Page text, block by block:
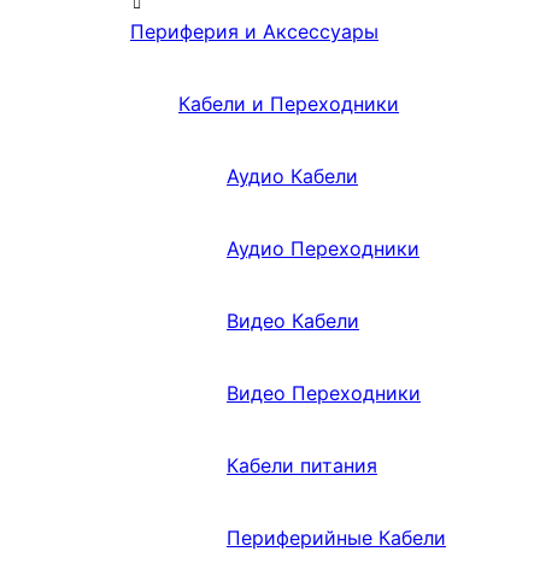
Периферия и Аксессуары
Кабели и Переходники
Аудио Кабели
Аудио Переходники
Видео Кабели
Видео Переходники
Кабели питания
Периферийные Кабели